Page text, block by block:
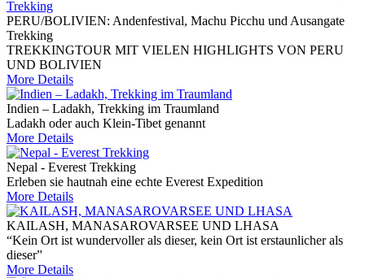
PERU/BOLIVIEN: Andenfestival, Machu Picchu und Ausangate
Trekking
TREKKINGTOUR MIT VIELEN HIGHLIGHTS VON PERU
UND BOLIVIEN
More Details
Indien – Ladakh, Trekking im Traumland
Ladakh oder auch Klein-Tibet genannt
More Details
Nepal - Everest Trekking
Erleben sie hautnah eine echte Everest Expedition
More Details
KAILASH, MANASAROVARSEE UND LHASA
“Kein Ort ist wundervoller als dieser, kein Ort ist erstaunlicher als
dieser”
More Details